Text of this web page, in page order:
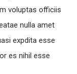
voluptas officiis
nulla amet
expdita esse
es nihil esse